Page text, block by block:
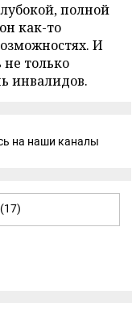
полной
как-то
И
только
инвалидов.
на наши каналы
(17)